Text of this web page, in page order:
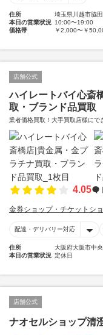
住所
埼玉県川越市脇
本日の営業状況 10:00〜19:00
価格帯
￥2,000〜￥
店舗公式
ハイレートバイ心斎
取・ブランド品買取
業者価格買取！大手買取店様にで
4.05
金券ショップ・チケットシ
配達・デリバリー対応
住所
大阪府大阪市中
本日の営業状況 定休日
店舗公式
ナオセルショップ清